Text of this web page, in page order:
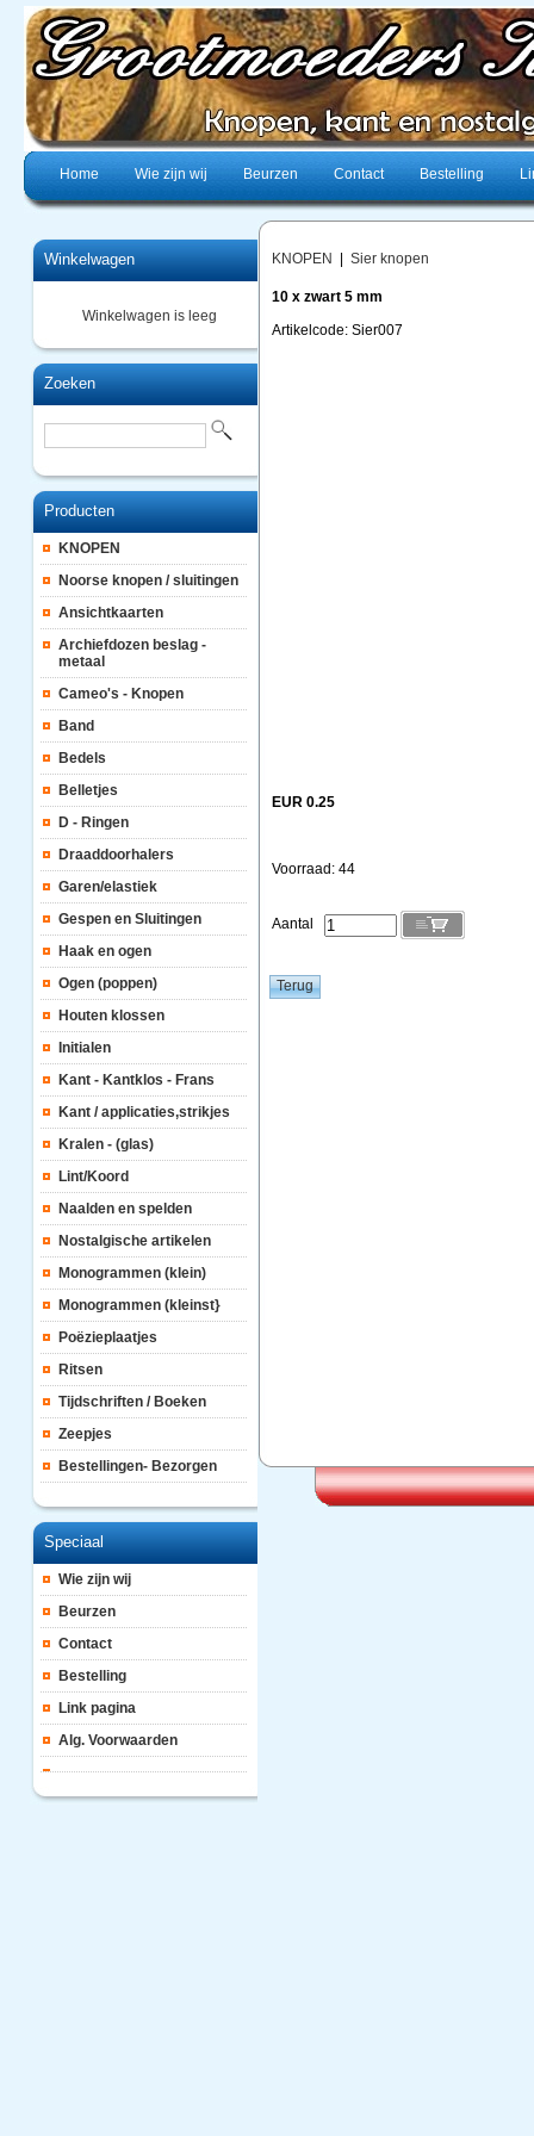
Home Wie zijn wij Beurzen Contact Bestelling
Winkelwagen
Winkelwagen is leeg
Zoeken
Producten
KNOPEN
Noorse knopen / sluitingen
Ansichtkaarten
Archiefdozen beslag -
metaal
Cameo's - Knopen
Band
Bedels
Belletjes
D - Ringen
Draaddoorhalers
Garen/elastiek
Gespen en Sluitingen
Haak en ogen
Ogen (poppen)
Houten klossen
Initialen
Kant - Kantklos - Frans
Kant / applicaties,strikjes
Kralen - (glas)
Lint/Koord
Naalden en spelden
Nostalgische artikelen
Monogrammen (klein)
Monogrammen (kleinst}
Poëzieplaatjes
Ritsen
Tijdschriften / Boeken
Zeepjes
Bestellingen- Bezorgen
Speciaal
Wie zijn wij
Beurzen
Contact
Bestelling
Link pagina
Alg. Voorwaarden
KNOPEN Sier knopen
10 x zwart 5 mm
Artikelcode: Sier007
EUR 0.25
Voorraad: 44
Aantal